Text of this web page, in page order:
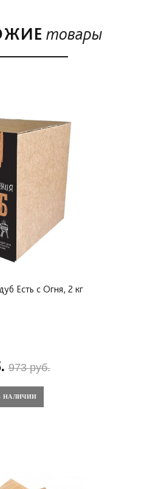
товары
Есть с Огня, 2 кг
973 руб.
НАЛИЧИИ